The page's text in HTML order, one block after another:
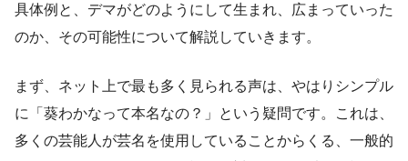
具体例と、デマがどのようにして生まれ、広まっていった
のか、その可能性について解説していきます。
まず、ネット上で最も多く見られる声は、やはりシンプル
に「葵わかなって本名なの？」という疑問です。これは、
多くの芸能人が芸名を使用していることからくる、一般的